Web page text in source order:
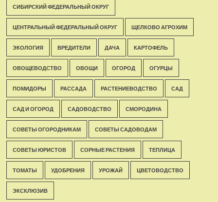
СИБИРСКИЙ ФЕДЕРАЛЬНЫЙ ОКРУГ
ЦЕНТРАЛЬНЫЙ ФЕДЕРАЛЬНЫЙ ОКРУГ ЩЕЛКОВО АГРОХИМ
ЭКОЛОГИЯ ВРЕДИТЕЛИ ДАЧА КАРТОФЕЛЬ
ОВОЩЕВОДСТВО ОВОЩИ ОГОРОД ОГУРЦЫ
ПОМИДОРЫ РАССАДА РАСТЕНИЕВОДСТВО САД
САД И ОГОРОД САДОВОДСТВО СМОРОДИНА
СОВЕТЫ ОГОРОДНИКАМ СОВЕТЫ САДОВОДАМ
СОВЕТЫ ЮРИСТОВ СОРНЫЕ РАСТЕНИЯ ТЕПЛИЦА
ТОМАТЫ УДОБРЕНИЯ УРОЖАЙ ЦВЕТОВОДСТВО
ЭКСКЛЮЗИВ